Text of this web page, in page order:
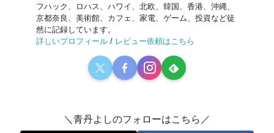
フハック、ロハス、ハワイ、北欧、韓国、香港、沖縄、
京都奈良、美術館、カフェ、家電、ゲーム、投資など徒
然に記録しています。
詳しいプロフィール / レビュー依頼はこちら
＼青丹よしのフォローはこちら／